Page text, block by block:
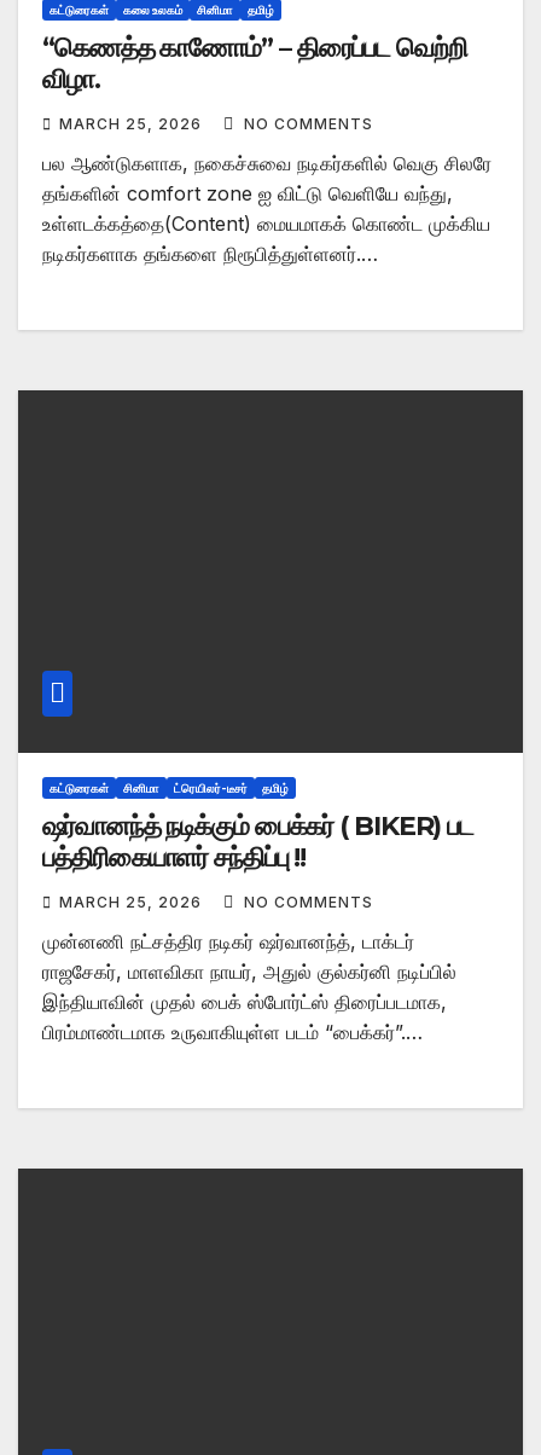
கட்டுரைகள் கலை உலகம் சினிமா தமிழ்
“கெணத்த காணோம்” – திரைப்பட வெற்றி
விழா.
MARCH 25, 2026 NO COMMENTS
பல ஆண்டுகளாக, நகைச்சுவை நடிகர்களில் வெகு சிலரே
தங்களின் comfort zone ஐ விட்டு வெளியே வந்து,
உள்ளடக்கத்தை(Content) மையமாகக் கொண்ட முக்கிய
நடிகர்களாக தங்களை நிரூபித்துள்ளனர்.…
கட்டுரைகள் சினிமா ட்ரெயிலர்-டீசர் தமிழ்
ஷர்வானந்த் நடிக்கும் பைக்கர் ( BIKER) பட
பத்திரிகையாளர் சந்திப்பு !!
MARCH 25, 2026 NO COMMENTS
முன்னணி நட்சத்திர நடிகர் ஷர்வானந்த், டாக்டர்
ராஜசேகர், மாளவிகா நாயர், அதுல் குல்கர்னி நடிப்பில்
இந்தியாவின் முதல் பைக் ஸ்போர்ட்ஸ் திரைப்படமாக,
பிரம்மாண்டமாக உருவாகியுள்ள படம் “பைக்கர்”.…